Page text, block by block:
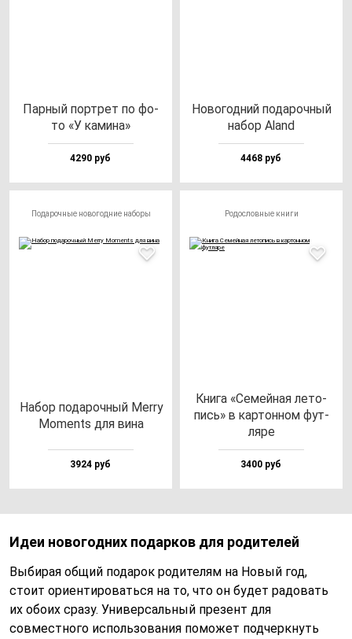
Пар­ный пор­трет по фо­
то «У ка­ми­на»
4290 руб
Ново­год­ний по­да­роч­ный
на­бор Aland
4468 руб
Подарочные новогодние наборы
Набор по­да­роч­ный Merry
Moments для ви­на
3924 руб
Родословные книги
Кни­га «Семей­ная ле­то­
пись» в кар­тон­ном фут­
ля­ре
3400 руб
Идеи новогодних подарков для родителей
Выбирая общий подарок родителям на Новый год,
стоит ориентироваться на то, что он будет радовать
их обоих сразу. Универсальный презент для
совместного использования поможет подчеркнуть